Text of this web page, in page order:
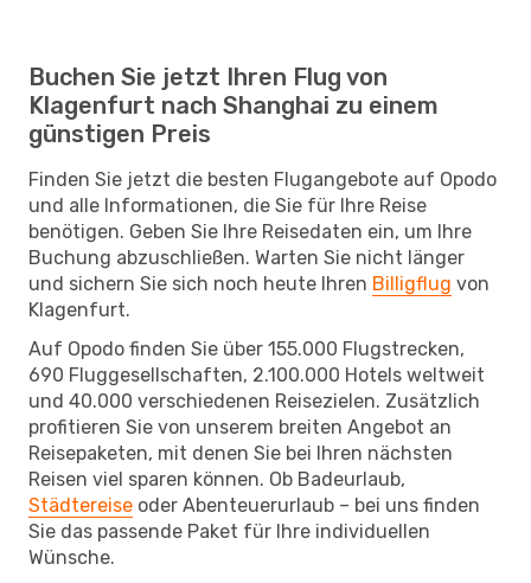
Buchen Sie jetzt Ihren Flug von
Klagenfurt nach Shanghai zu einem
günstigen Preis
Finden Sie jetzt die besten Flugangebote auf Opodo
und alle Informationen, die Sie für Ihre Reise
benötigen. Geben Sie Ihre Reisedaten ein, um Ihre
Buchung abzuschließen. Warten Sie nicht länger
und sichern Sie sich noch heute Ihren Billigflug von
Klagenfurt.
Auf Opodo finden Sie über 155.000 Flugstrecken,
690 Fluggesellschaften, 2.100.000 Hotels weltweit
und 40.000 verschiedenen Reisezielen. Zusätzlich
profitieren Sie von unserem breiten Angebot an
Reisepaketen, mit denen Sie bei Ihren nächsten
Reisen viel sparen können. Ob Badeurlaub,
Städtereise oder Abenteuerurlaub – bei uns finden
Sie das passende Paket für Ihre individuellen
Wünsche.